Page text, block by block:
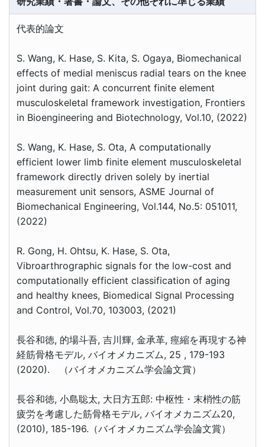
代表的論文
S. Wang, K. Hase, S. Kita, S. Ogaya, Biomechanical
effects of medial meniscus radial tears on the knee
joint during gait: A concurrent finite element
musculoskeletal framework investigation, Frontiers
in Bioengineering and Biotechnology, Vol.10, (2022)
S. Wang, K. Hase, S. Ota, A computationally
efficient lower limb finite element musculoskeletal
framework directly driven solely by inertial
measurement unit sensors, ASME Journal of
Biomechanical Engineering, Vol.144, No.5: 051011,
(2022)
R. Gong, H. Ohtsu, K. Hase, S. Ota,
Vibroarthrographic signals for the low-cost and
computationally efficient classification of aging
and healthy knees, Biomedical Signal Processing
and Control, Vol.70, 103003, (2021)
長谷和徳, 的場斗吾, 吉川輝, 金承革, 痙縮を再現する神
経筋骨格モデル, バイオメカニズム, 25 , 179-193
(2020). （バイオメカニズム学会論文賞）
長谷和徳, 小島聡太, 大日方五郎: 中枢性・末梢性の筋
疲労を考慮した筋骨格モデル, バイオメカニズム20,
(2010), 185-196.（バイオメカニズム学会論文賞）